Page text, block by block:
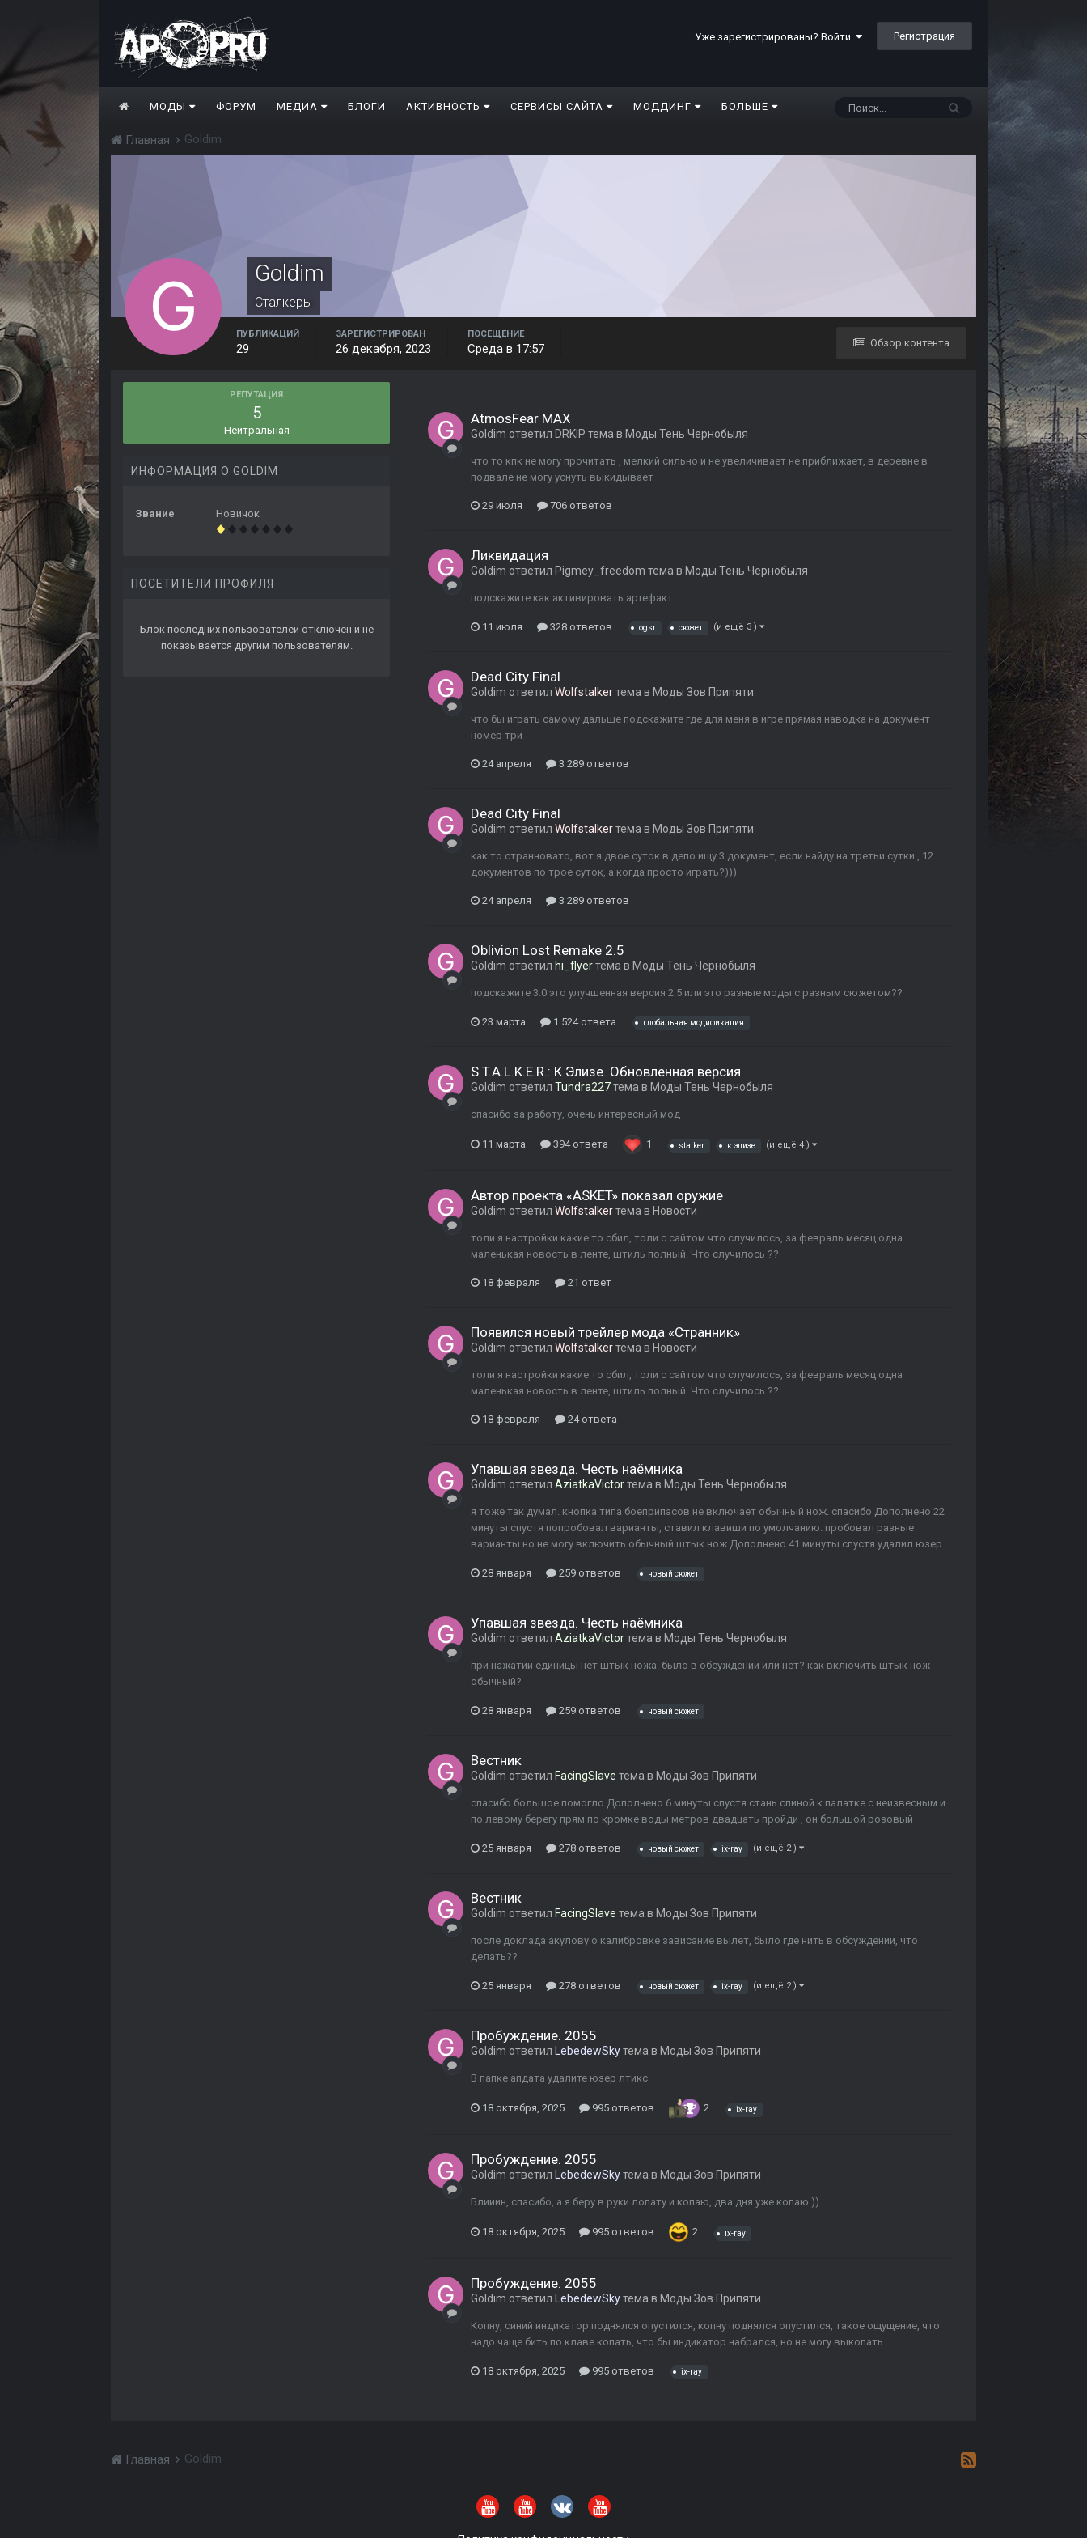
Уже зарегистрированы? Войти Регистрация
МОДЫ ФОРУМ МЕДИА БЛОГИ АКТИВНОСТЬ СЕРВИСЫ САЙТА МОДДИНГ БОЛЬШЕ
Главная Goldim
Goldim
Сталкеры
Обзор контента
ПУБЛИКАЦИЙ
29
ЗАРЕГИСТРИРОВАН
26 декабря, 2023
ПОСЕЩЕНИЕ
Среда в 17:57
РЕПУТАЦИЯ
5
Нейтральная
ИНФОРМАЦИЯ О GOLDIM
Звание Новичок
ПОСЕТИТЕЛИ ПРОФИЛЯ
Блок последних пользователей отключён и не
показывается другим пользователям.
AtmosFear MAX
Goldim ответил DRKIP тема в Моды Тень Чернобыля
что то кпк не могу прочитать , мелкий сильно и не увеличивает не приближает, в деревне в
подвале не могу уснуть выкидывает
29 июля 706 ответов
Ликвидация
Goldim ответил Pigmey_freedom тема в Моды Тень Чернобыля
подскажите как активировать артефакт
11 июля 328 ответов ogsr сюжет (и ещё 3 )
Dead City Final
Goldim ответил Wolfstalkerтема в Моды Зов Припяти
что бы играть самому дальше подскажите где для меня в игре прямая наводка на документ
номер три
24 апреля 3 289 ответов
Dead City Final
Goldim ответил Wolfstalkerтема в Моды Зов Припяти
как то странновато, вот я двое суток в депо ищу 3 документ, если найду на третьи сутки , 12
документов по трое суток, а когда просто играть?)))
24 апреля 3 289 ответов
Oblivion Lost Remake 2.5
Goldim ответил hi_flyerтема в Моды Тень Чернобыля
подскажите 3.0 это улучшенная версия 2.5 или это разные моды с разным сюжетом??
23 марта 1 524 ответа глобальная модификация
S.T.A.L.K.E.R.: К Элизе. Обновленная версия
Goldim ответил Tundra227тема в Моды Тень Чернобыля
спасибо за работу, очень интересный мод
11 марта 394 ответа 1 stalker к элизе (и ещё 4 )
Автор проекта «ASKET» показал оружие
Goldim ответил Wolfstalkerтема в Новости
толи я настройки какие то сбил, толи с сайтом что случилось, за февраль месяц одна
маленькая новость в ленте, штиль полный. Что случилось ??
18 февраля 21 ответ
Появился новый трейлер мода «Странник»
Goldim ответил Wolfstalkerтема в Новости
толи я настройки какие то сбил, толи с сайтом что случилось, за февраль месяц одна
маленькая новость в ленте, штиль полный. Что случилось ??
18 февраля 24 ответа
Упавшая звезда. Честь наёмника
Goldim ответил AziatkaVictorтема в Моды Тень Чернобыля
я тоже так думал. кнопка типа боеприпасов не включает обычный нож. спасибо Дополнено 22
минуты спустя попробовал варианты, ставил клавиши по умолчанию. пробовал разные
варианты но не могу включить обычный штык нож Дополнено 41 минуты спустя удалил юзер...
28 января 259 ответов новый сюжет
Упавшая звезда. Честь наёмника
Goldim ответил AziatkaVictorтема в Моды Тень Чернобыля
при нажатии единицы нет штык ножа. было в обсуждении или нет? как включить штык нож
обычный?
28 января 259 ответов новый сюжет
Вестник
Goldim ответил FacingSlave тема в Моды Зов Припяти
спасибо большое помогло Дополнено 6 минуты спустя стань спиной к палатке с неизвесным и
по левому берегу прям по кромке воды метров двадцать пройди , он большой розовый
25 января 278 ответов новый сюжет ix-ray (и ещё 2 )
Вестник
Goldim ответил FacingSlave тема в Моды Зов Припяти
после доклада акулову о калибровке зависание вылет, было где нить в обсуждении, что
делать??
25 января 278 ответов новый сюжет ix-ray (и ещё 2 )
Пробуждение. 2055
Goldim ответил LebedewSkyтема в Моды Зов Припяти
В папке апдата удалите юзер лтикс
18 октября, 2025 995 ответов 2 ix-ray
Пробуждение. 2055
Goldim ответил LebedewSkyтема в Моды Зов Припяти
Блииин, спасибо, а я беру в руки лопату и копаю, два дня уже копаю ))
18 октября, 2025 995 ответов 2 ix-ray
Пробуждение. 2055
Goldim ответил LebedewSkyтема в Моды Зов Припяти
Копну, синий индикатор поднялся опустился, копну поднялся опустился, такое ощущение, что
надо чаще бить по клаве копать, что бы индикатор набрался, но не могу выкопать
18 октября, 2025 995 ответов ix-ray
Главная Goldim